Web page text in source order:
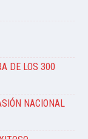
DE LOS 300
NACIONAL